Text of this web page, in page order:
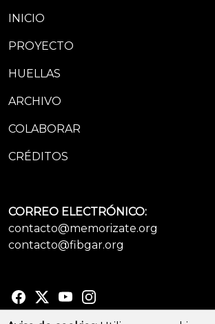
INICIO
PROYECTO
HUELLAS
ARCHIVO
COLABORAR
CRÉDITOS
CORREO ELECTRÓNICO:
contacto@memorizate.org
contacto@fibgar.org